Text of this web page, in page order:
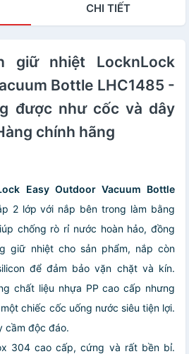
CHI TIẾT
giữ nhiệt LocknLock
Bottle LHC1485 -
được như cốc và dây
chính hãng
Easy Outdoor Vacuum Bottle
2 lớp với nắp bên trong làm bằng
chống rò rỉ nước hoàn hảo, đồng
giữ nhiệt cho sản phẩm, nắp còn
để đảm bảo vặn chặt và kín.
chất liệu nhựa PP cao cấp nhưng
chiếc cốc uống nước siêu tiện lợi.
cầm độc đáo.
304 cao cấp, cứng và rất bền bỉ.